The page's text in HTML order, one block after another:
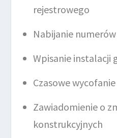
rejestrowego
Nabijanie numerów
Wpisanie instalacji
Czasowe
Zawiadomienie o
konstrukcyjnych